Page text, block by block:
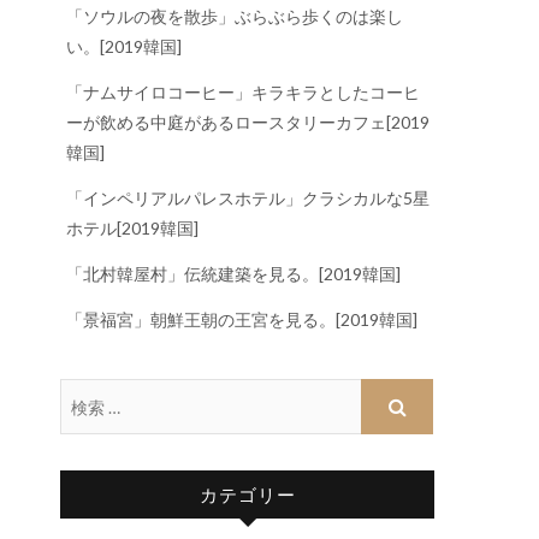
「ソウルの夜を散歩」ぶらぶら歩くのは楽し
い。[2019韓国]
「ナムサイロコーヒー」キラキラとしたコーヒ
ーが飲める中庭があるロースタリーカフェ[2019
韓国]
「インペリアルパレスホテル」クラシカルな5星
ホテル[2019韓国]
「北村韓屋村」伝統建築を見る。[2019韓国]
「景福宮」朝鮮王朝の王宮を見る。[2019韓国]
カテゴリー